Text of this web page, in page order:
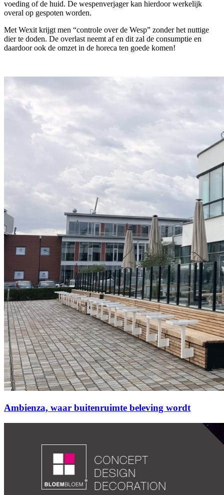
voeding of de huid. De wespenverjager kan hierdoor werkelijk
overal op gespoten worden.
Met Wexit krijgt men “controle over de Wesp” zonder het nuttige
dier te doden. De overlast neemt af en dit zal de consumptie en
daardoor ook de omzet in de horeca ten goede komen!
Ambienza, waar buitenruimte beleving wordt